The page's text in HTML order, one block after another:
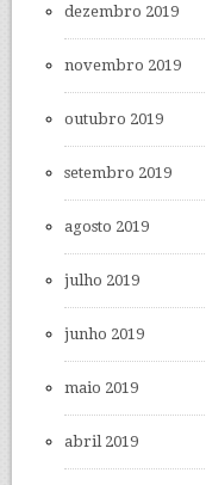
dezembro 2019
novembro 2019
outubro 2019
setembro 2019
agosto 2019
julho 2019
junho 2019
maio 2019
abril 2019